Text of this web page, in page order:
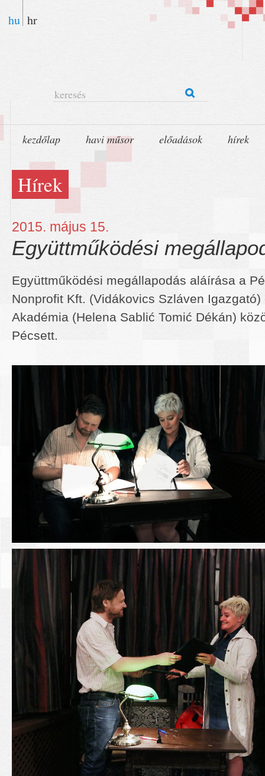
hu hr
keresés
kezdőlap havi műsor előadások hírek
Hírek
2015. május 15.
Együttműködési
Együttműködési megállapodás aláírása a
Nonprofit Kft. (Vidákovics Szláven
Akadémia (Helena Sablić Tomić Dékán)
Pécsett.